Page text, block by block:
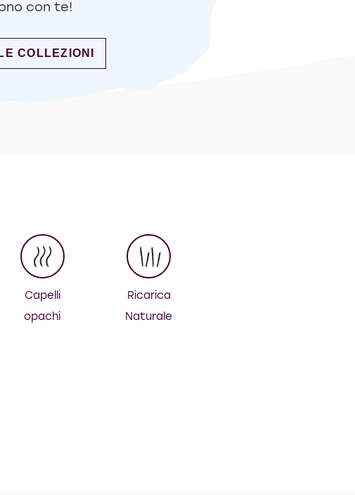
con te!
LISCIO PERFETTO
COLLEZIONI
Capelli
opachi
Ricarica
Naturale